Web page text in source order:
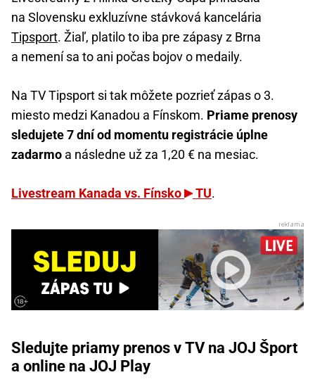
na Slovensku exkluzívne stávková kancelária
Tipsport. Žiaľ, platilo to iba pre zápasy z Brna
a nemení sa to ani počas bojov o medaily.
Na TV Tipsport si tak môžete pozrieť zápas o 3.
miesto medzi Kanadou a Fínskom. Priame prenosy
sledujete 7 dní od momentu registrácie úplne
zadarmo a následne už za 1,20 € na mesiac.
Livestream Kanada vs. Fínsko TU.
Sledujte priamy prenos v TV na JOJ Šport
a online na JOJ Play